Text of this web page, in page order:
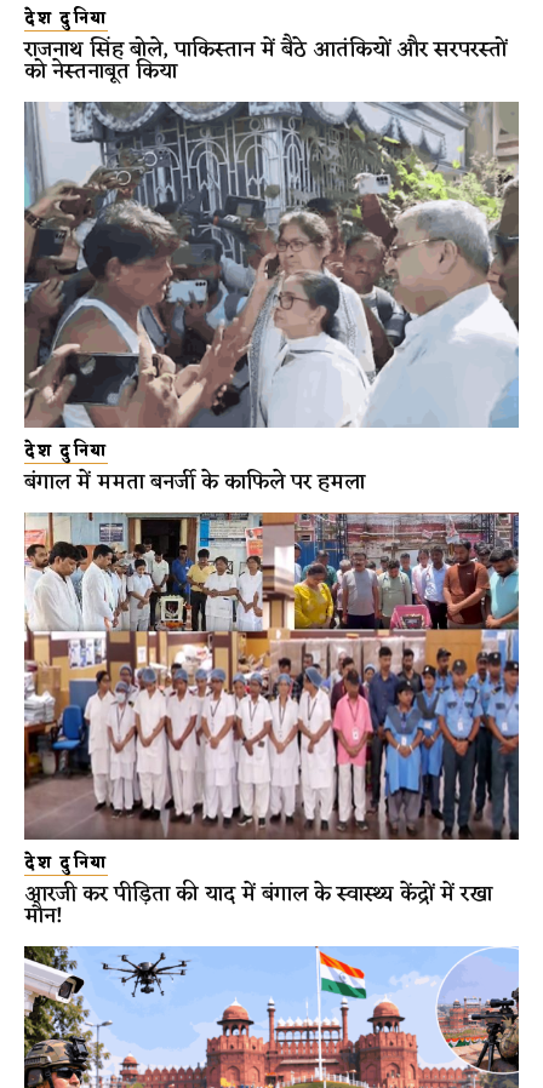
देश दुनिया
राजनाथ सिंह बोले, पाकिस्तान में बैठे आतंकियों और सरपरस्तों
को नेस्तनाबूत किया
देश दुनिया
बंगाल में ममता बनर्जी के काफिले पर हमला
देश दुनिया
आरजी कर पीड़िता की याद में बंगाल के स्वास्थ्य केंद्रों में रखा
मौन!